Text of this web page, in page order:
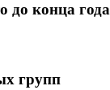
до конца года
групп